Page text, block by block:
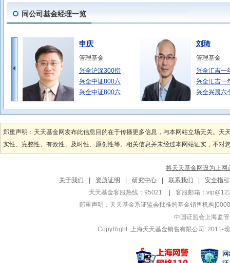
同公司基金经理一览
申庆
管理基金
兴全沪深300指
兴全中证800六
兴全中证800六
刘琦
管理基金
兴全汇吉一
兴全汇吉一
兴全兴晨六
谢治宇
管理基金
兴全合宜混合(L
兴全社会价值三年
田大伟
管理基金
兴全红利量
兴全红利量
管理基金
兴全精选混合
管理基金
兴全绿色投
兴全创新优
管理基金
郑重声明：天天基金网发布此信息目的在于传播更多信息，与本网站立场无关。
实性、完整性、有效性、及时性、原创性等。相关信息并未经过本网站证实，不
将天天基金网设为上网
关于我们
资质证明 研究中心 联系我们
安全指引
天天基金客服热线：95021
客服邮箱：
郑重声明： 天天基金系证监会批准的基金销售机构
中国证监会上海监
CopyRight 上海天天基金销售有限公司 2011-